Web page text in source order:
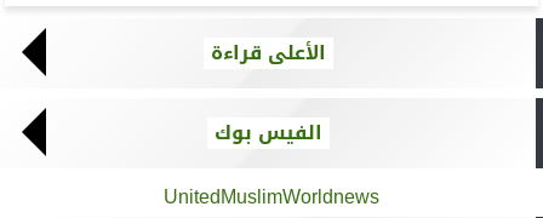
الأعلى قراءة
الفيس بوك
UnitedMuslimWorldnews